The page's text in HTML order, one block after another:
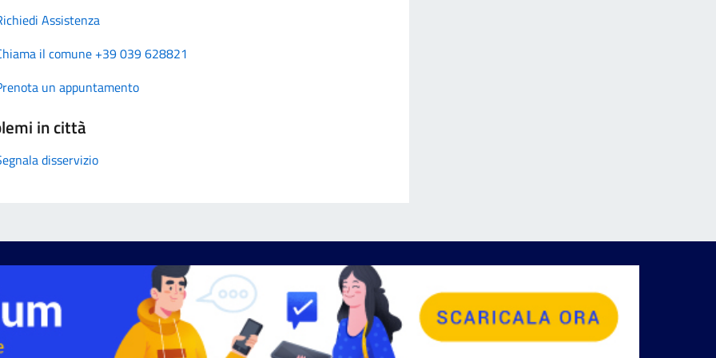
Assistenza
il comune +39 039 628821
un appuntamento
in città
disservizio